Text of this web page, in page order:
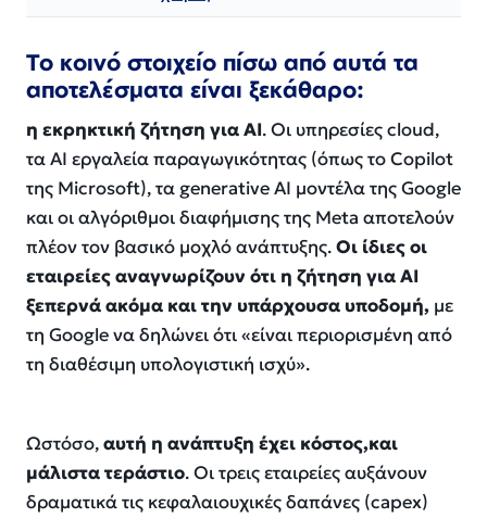
Το κοινό στοιχείο πίσω από αυτά τα
αποτελέσματα είναι ξεκάθαρο:
η εκρηκτική ζήτηση για AI. Οι υπηρεσίες cloud,
τα AI εργαλεία παραγωγικότητας (όπως το Copilot
της Microsoft), τα generative AI μοντέλα της Google
και οι αλγόριθμοι διαφήμισης της Meta αποτελούν
πλέον τον βασικό μοχλό ανάπτυξης.Οι ίδιες οι
εταιρείες αναγνωρίζουν ότι η ζήτηση για AI
ξεπερνά ακόμα και την υπάρχουσα υποδομή, με
τη Google να δηλώνει ότι «είναι περιορισμένη από
τη διαθέσιμη υπολογιστική ισχύ».
Ωστόσο,αυτή η ανάπτυξη έχει κόστος,και
μάλιστα τεράστιο. Οι τρεις εταιρείες αυξάνουν
δραματικά τις κεφαλαιουχικές δαπάνες (capex)